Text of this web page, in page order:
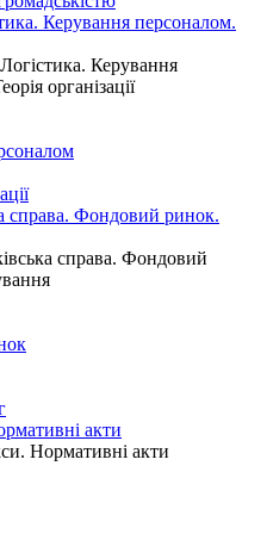
Керування персоналом.
Керування
організації
справа. Фондовий ринок.
справа. Фондовий
акти
Нормативні акти